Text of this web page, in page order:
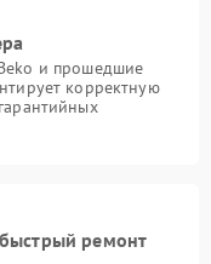
и прошедшие
корректную
ремонт